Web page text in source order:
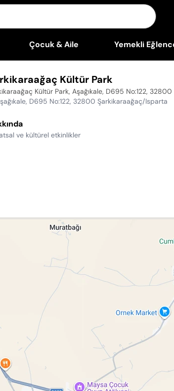
Çocuk & Aile Yemekli
Kültür Park
Kültür Park, Aşağıkale, D695 No:122,
D695 No:122, 32800 Şarkikaraağaç/Isparta
ve kültürel etkinlikler